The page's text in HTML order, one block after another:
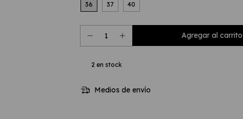
36 37 40
2en stock
Medios de envío